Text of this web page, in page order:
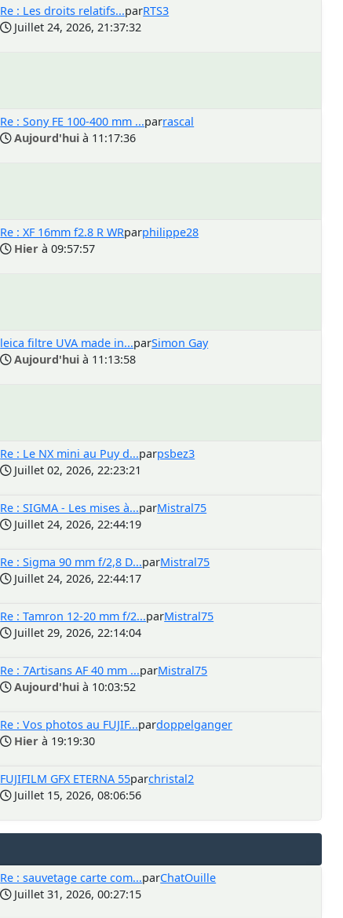
Re : Les droits relatifs...parRTS3
Juillet 24, 2026, 21:37:32
Re : Sony FE 100-400 mm ...parrascal
Aujourd'hui à 11:17:36
Re : XF 16mm f2.8 R WRparphilippe28
Hier à 09:57:57
leica filtre UVA made in...parSimon Gay
Aujourd'hui à 11:13:58
Re : Le NX mini au Puy d...parpsbez3
Juillet 02, 2026, 22:23:21
Re : SIGMA - Les mises à...parMistral75
Juillet 24, 2026, 22:44:19
Re : Sigma 90 mm f/2,8 D...parMistral75
Juillet 24, 2026, 22:44:17
Re : Tamron 12-20 mm f/2...parMistral75
Juillet 29, 2026, 22:14:04
Re : 7Artisans AF 40 mm ...parMistral75
Aujourd'hui à 10:03:52
Re : Vos photos au FUJIF...pardoppelganger
Hier à 19:19:30
FUJIFILM GFX ETERNA 55parchristal2
Juillet 15, 2026, 08:06:56
Re : sauvetage carte com...parChatOuille
Juillet 31, 2026, 00:27:15